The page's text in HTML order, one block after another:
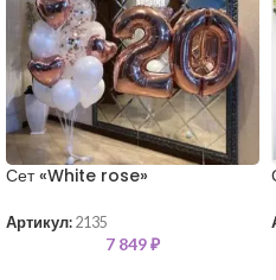
Сет «White rose»
Артикул: 2135
7 849₽